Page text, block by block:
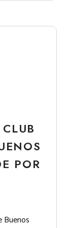
POR
Buenos